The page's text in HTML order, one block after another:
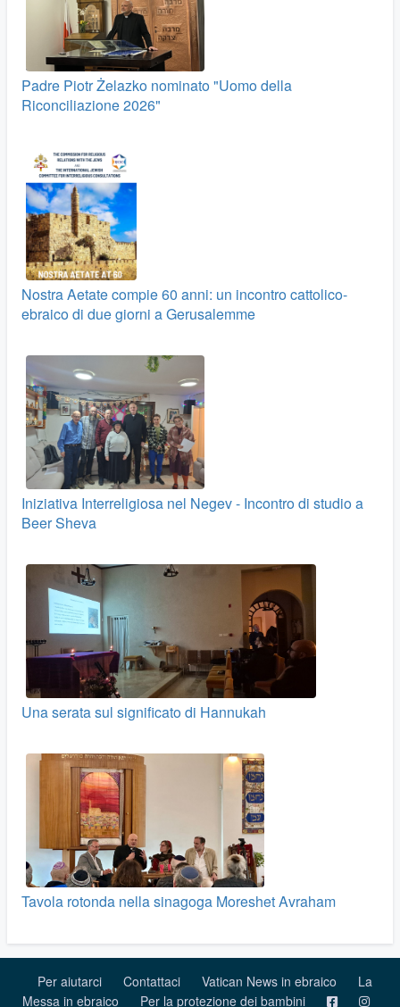
Padre Piotr Żelazko nominato "Uomo della
Riconciliazione 2026"
Nostra Aetate compie 60 anni: un incontro cattolico-
ebraico di due giorni a Gerusalemme
Iniziativa Interreligiosa nel Negev - Incontro di studio a
Beer Sheva
Una serata sul significato di Hannukah
Tavola rotonda nella sinagoga Moreshet Avraham
Per aiutarci Contattaci Vatican News in ebraico
La
Messa in ebraico
Per la protezione dei bambini